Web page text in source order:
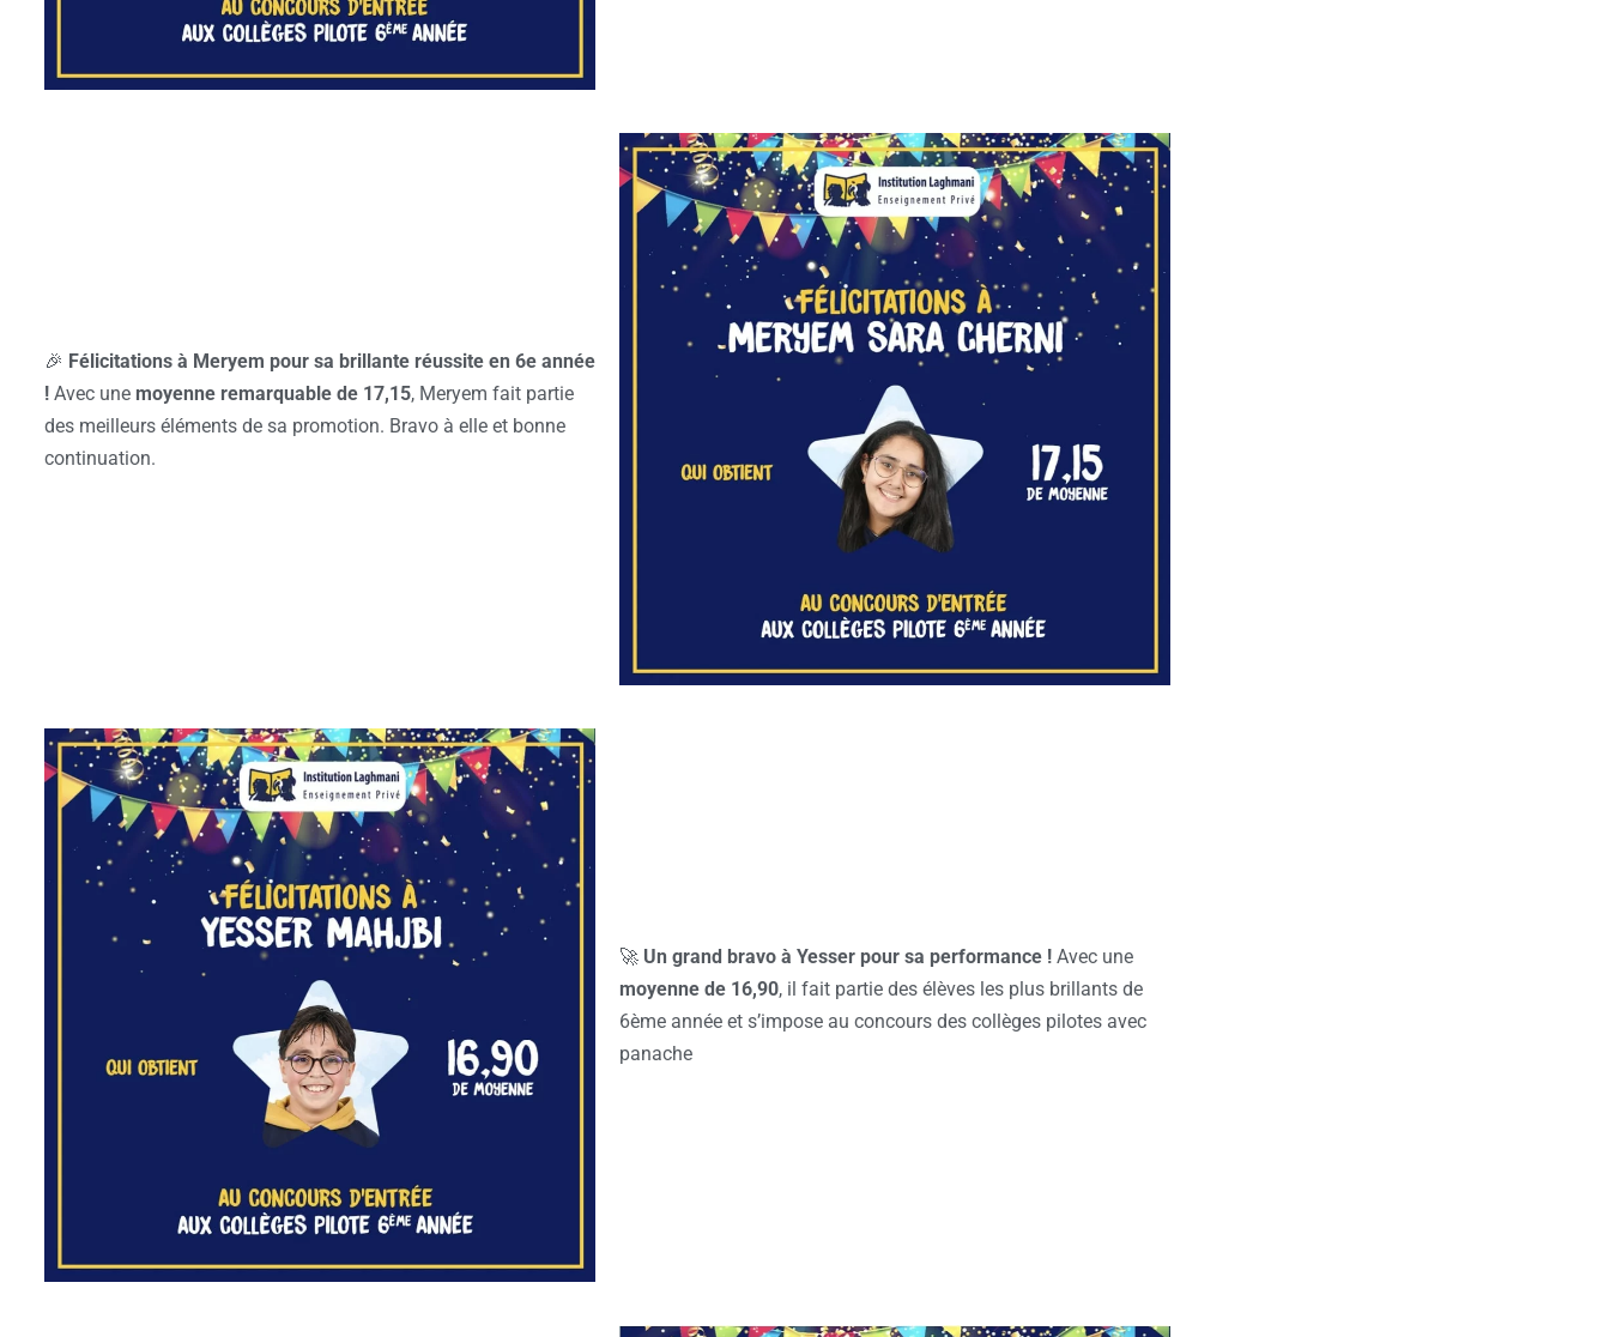
🎉 Félicitations à Meryem pour sa brillante réussite en 6e année
! Avec une moyenne remarquable de 17,15, Meryem fait partie
des meilleurs éléments de sa promotion. Bravo à elle et bonne
continuation.
🚀 Un grand bravo à Yesser pour sa performance ! Avec une
moyenne de 16,90, il fait partie des élèves les plus brillants de
6ème année et s’impose au concours des collèges pilotes avec
panache